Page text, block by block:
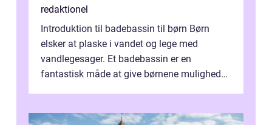
redaktionel
Introduktion til badebassin til børn Børn
elsker at plaske i vandet og lege med
vandlegesager. Et badebassin er en
fantastisk måde at give børnene mulighed